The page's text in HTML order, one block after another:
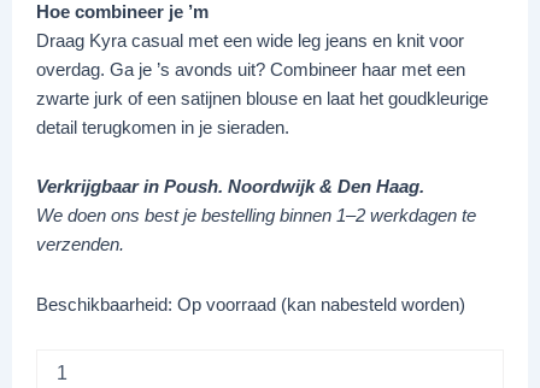
Hoe combineer je ’m
Draag Kyra casual met een wide leg jeans en knit voor
overdag. Ga je ’s avonds uit? Combineer haar met een
zwarte jurk of een satijnen blouse en laat het goudkleurige
detail terugkomen in je sieraden.
Verkrijgbaar in Poush. Noordwijk & Den Haag.
We doen ons best je bestelling binnen 1–2 werkdagen te
verzenden.
Beschikbaarheid: Op voorraad (kan nabesteld worden)